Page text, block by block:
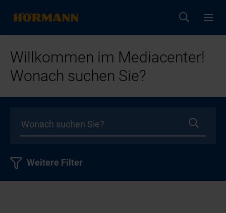
Willkommen im Mediacenter!
Wonach suchen Sie?
Weitere Filter